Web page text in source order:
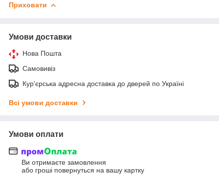
Приховати
Умови доставки
Нова Пошта
Самовивіз
Кур'єрська адресна доставка до дверей по Україні
Всі умови доставки
Умови оплати
Ви отримаєте замовлення
або гроші повернуться на вашу картку